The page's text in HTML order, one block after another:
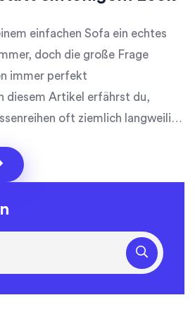
einfachen Sofa ein echtes
doch die große Frage
immer perfekt
diesem Artikel erfährst du,
oft ziemlich langweilig
Von Farben und Mustern bis
– hier findest du Ideen und
deine Couch richtig stylst. Ein
spannenden Infos rund um
Perfekt für alle, die sich mehr